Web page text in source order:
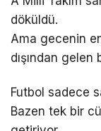
döküldü.
Ama gecenin
dışından gelen
Futbol sadece
Bazen tek bir